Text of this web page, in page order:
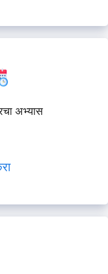
अभ्यास